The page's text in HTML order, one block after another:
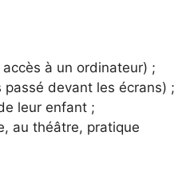
à un ordinateur) ;
devant les écrans) ;
leur enfant ;
au théâtre, pratique